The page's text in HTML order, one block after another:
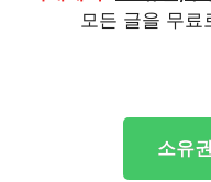
모든 글을 무료
소유